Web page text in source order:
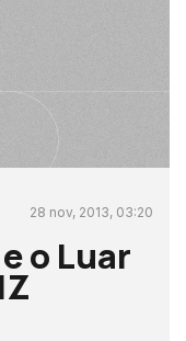
28 nov, 2013, 03:20
o Luar